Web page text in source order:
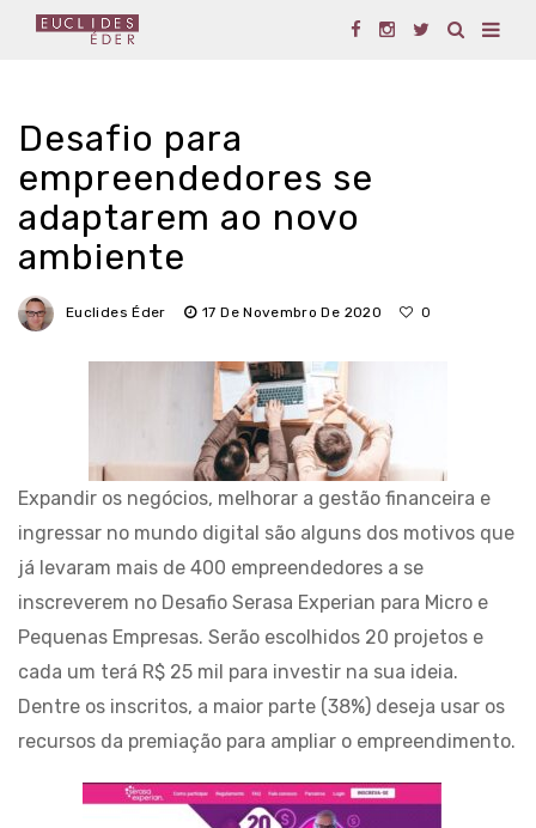
Desafio para
empreendedores se
adaptarem ao novo
ambiente
Euclides Éder 17 De Novembro De 2020 0
Expandir os negócios, melhorar a gestão financeira e
ingressar no mundo digital são alguns dos motivos que
já levaram mais de 400 empreendedores a se
inscreverem no Desafio Serasa Experian para Micro e
Pequenas Empresas. Serão escolhidos 20 projetos e
cada um terá R$ 25 mil para investir na sua ideia.
Dentre os inscritos, a maior parte (38%) deseja usar os
recursos da premiação para ampliar o empreendimento.